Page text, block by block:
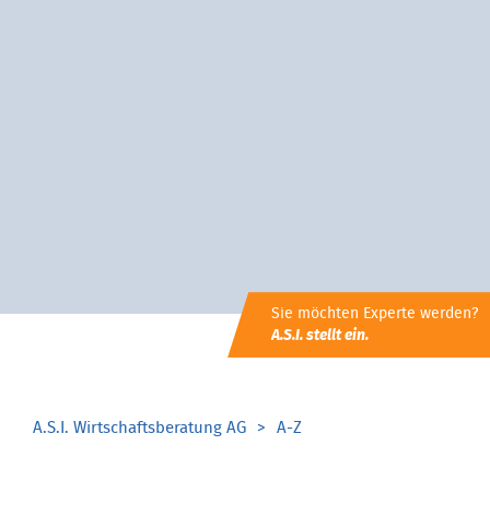
Sie möchten Experte werden?
A.S.I. stellt ein.
A.S.I. Wirtschaftsberatung AG A-Z